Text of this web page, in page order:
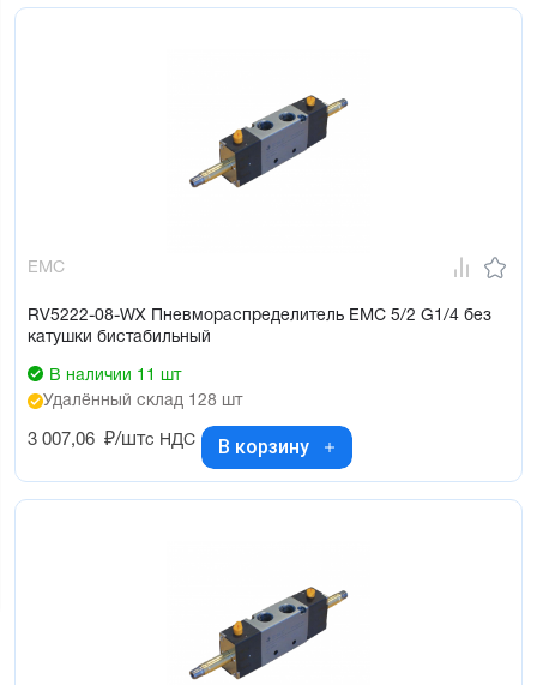
EMC
RV5222-08-WX Пневмораспределитель EMC 5/2 G1/4 без
катушки бистабильный
В наличии 11 шт
Удалённый склад 128 шт
3 007,06 ₽/штс НДС В корзину